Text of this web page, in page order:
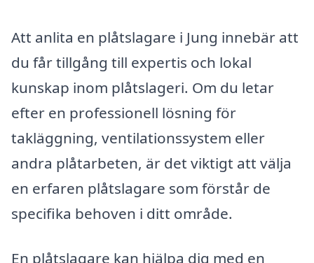
Att anlita en plåtslagare i Jung innebär att
du får tillgång till expertis och lokal
kunskap inom plåtslageri. Om du letar
efter en professionell lösning för
takläggning, ventilationssystem eller
andra plåtarbeten, är det viktigt att välja
en erfaren plåtslagare som förstår de
specifika behoven i ditt område.
En plåtslagare kan hjälpa dig med en